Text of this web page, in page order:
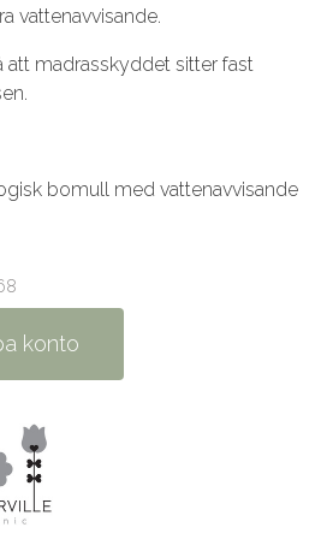
vattenavvisande.
att madrasskyddet sitter fast
bomull med vattenavvisande
konto